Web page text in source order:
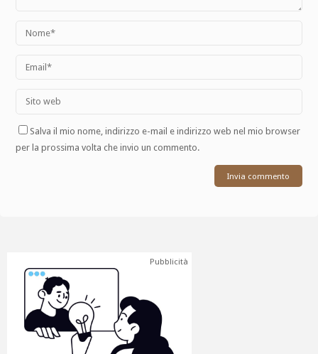
Salva il mio nome, indirizzo e-mail e indirizzo web nel mio browser
per la prossima volta che invio un commento.
Pubblicità